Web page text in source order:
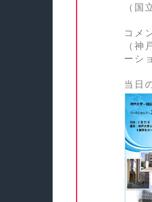
（国
コメ
（神
ーシ
当日